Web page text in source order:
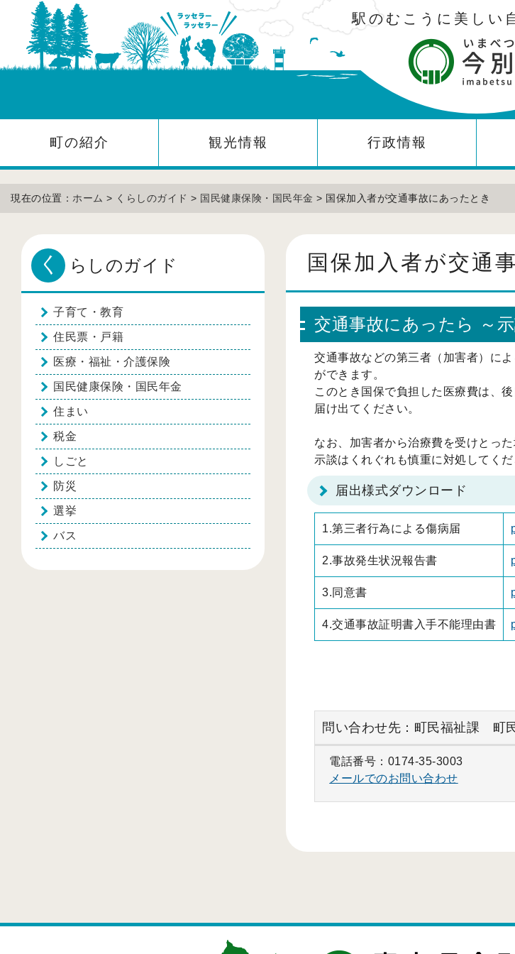
駅のむこうに美しい
町の紹介 観光情報 行政情報
現在の位置： ホーム > くらしのガイド > 国民健康保険・国民年金 > 国保加入者が交通事故にあったとき
国保加入者が交通
交通事故にあったら ～
交通事故などの第三者（加害者）に
ができます。
このとき国保で負担した医療費は、
届け出てください。
なお、加害者から治療費を受けとっ
示談はくれぐれも慎重に対処してくだ
届出様式ダウンロード
1.第三者行為による傷病届
2.事故発生状況報告書
3.同意書
4.交通事故証明書入手不能理由書
問い合わせ先：町民福祉課 町
電話番号：0174-35-3003
メールでのお問い合わせ
く らしのガイド
子育て・教育
住民票・戸籍
医療・福祉・介護保険
国民健康保険・国民年金
住まい
税金
しごと
防災
選挙
バス